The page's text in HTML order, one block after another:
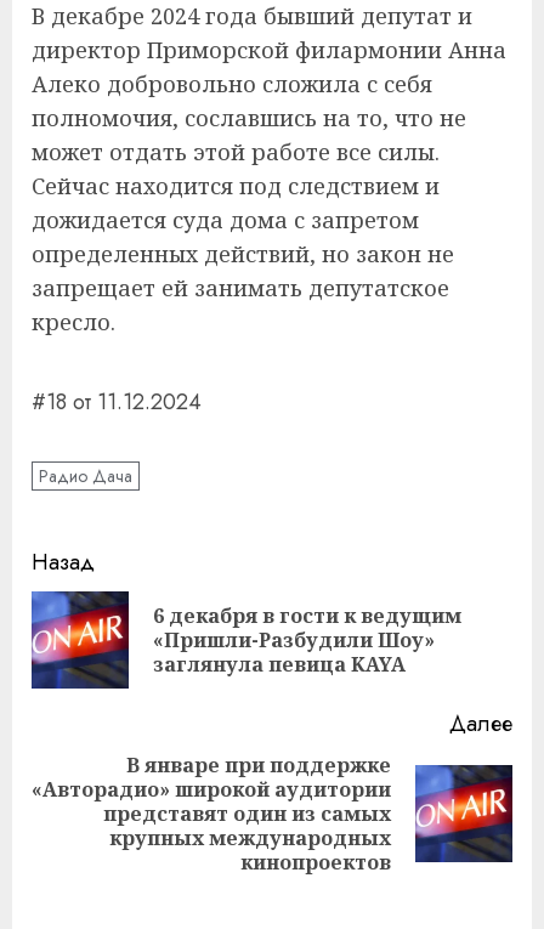
В декабре 2024 года бывший депутат и
директор Приморской филармонии Анна
Алеко добровольно сложила с себя
полномочия, сославшись на то, что не
может отдать этой работе все силы.
Сейчас находится под следствием и
дожидается суда дома с запретом
определенных действий, но закон не
запрещает ей занимать депутатское
кресло.
#18 от 11.12.2024
Радио Дача
Навигация
записи
Назад
6 декабря в гости к ведущим
«Пришли-Разбудили Шоу»
заглянула певица KAYA
Далее
Следующая
запись:
В январе при поддержке
«Авторадио» широкой аудитории
представят один из самых
крупных международных
кинопроектов